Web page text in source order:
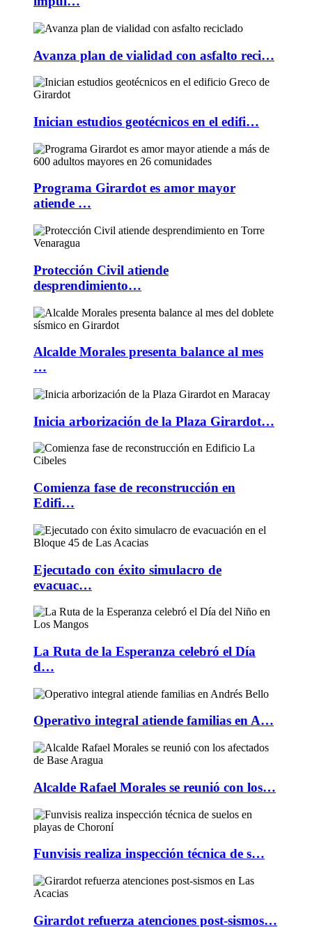
Avanza plan de vialidad con asfalto reci…
Inician estudios geotécnicos en el edifi…
Programa Girardot es amor mayor
atiende …
Protección Civil atiende
desprendimiento…
Alcalde Morales presenta balance al mes
…
Inicia arborización de la Plaza Girardot…
Comienza fase de reconstrucción en
Edifi…
Ejecutado con éxito simulacro de
evacuac…
La Ruta de la Esperanza celebró el Día
d…
Operativo integral atiende familias en A…
Alcalde Rafael Morales se reunió con los…
Funvisis realiza inspección técnica de s…
Girardot refuerza atenciones post-sismos…